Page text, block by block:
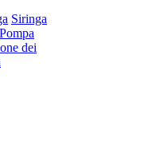
Siringa
Pompa
dei